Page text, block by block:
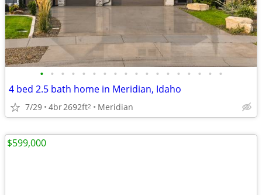
• • • • • • • • • • • • • • • • • •
4 bed 2.5 bath home in Meridian, Idaho
7/29 4br2692ft2 Meridian
$599,000